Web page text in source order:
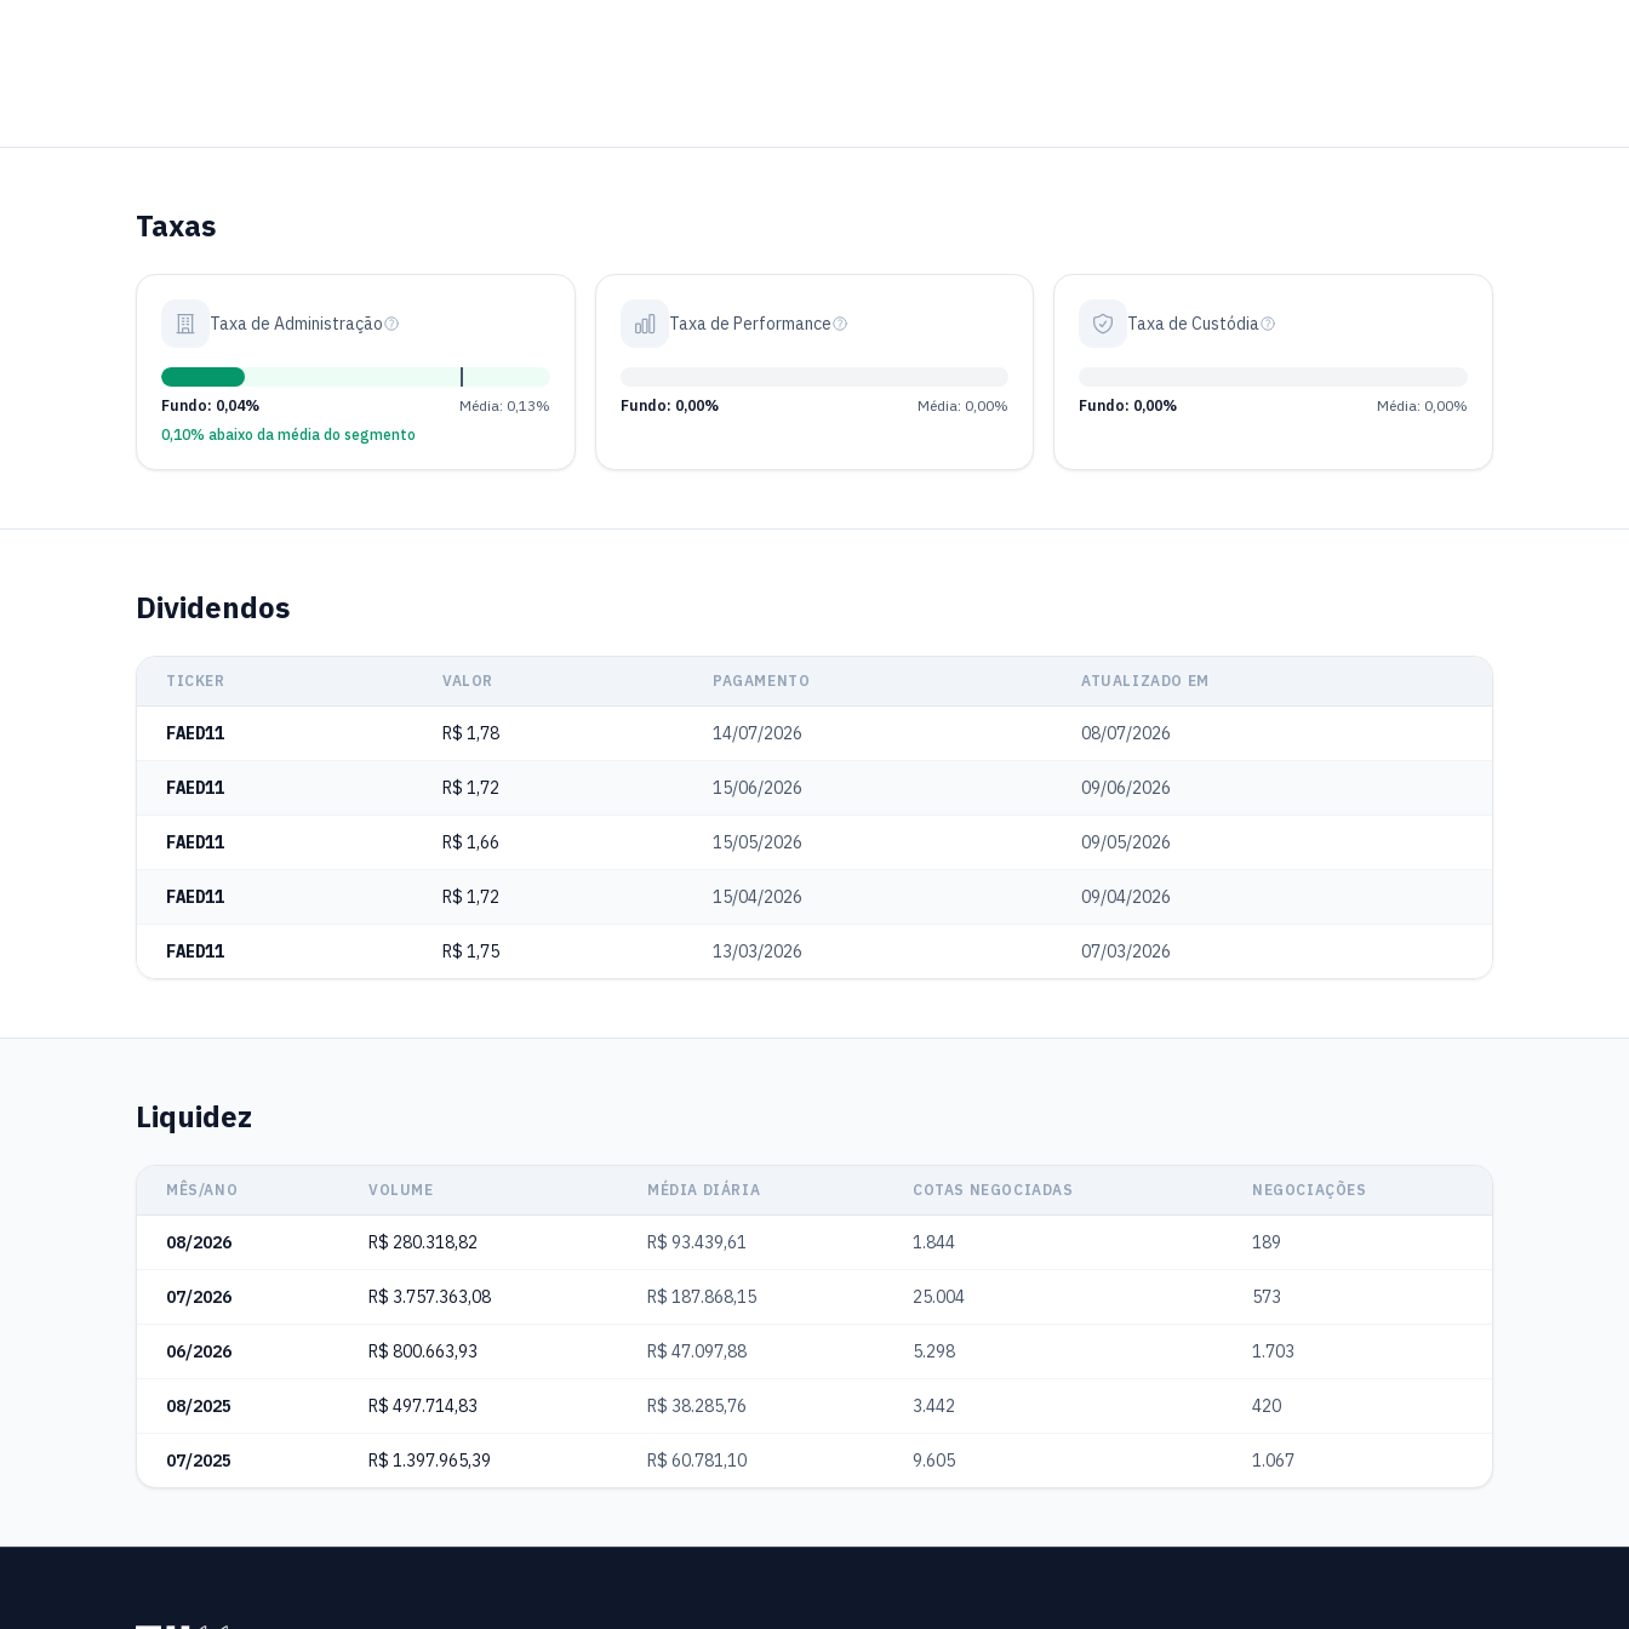
Taxas
Taxa de Administração
Fundo: 0,04%
Média: 0,13%
0,10% abaixo da média do segmento
Taxa de Performance
Fundo: 0,00% Média: 0,00%
Taxa de Custódia
Fundo: 0,00% Média: 0,00%
Dividendos
TICKER VALOR PAGAMENTO ATUALIZADO EM
FAED11 R$ 1,78 14/07/2026 08/07/2026
FAED11 R$ 1,72 15/06/2026 09/06/2026
FAED11 R$ 1,66 15/05/2026 09/05/2026
FAED11 R$ 1,72 15/04/2026 09/04/2026
FAED11 R$ 1,75 13/03/2026 07/03/2026
Liquidez
MÊS/ANO VOLUME MÉDIA DIÁRIA COTAS NEGOCIADAS NEGOCIAÇÕES
08/2026 R$ 280.318,82 R$ 93.439,61 1.844 189
07/2026 R$ 3.757.363,08 R$ 187.868,15 25.004 573
06/2026 R$ 800.663,93 R$ 47.097,88 5.298 1.703
08/2025 R$ 497.714,83 R$ 38.285,76 3.442 420
07/2025 R$ 1.397.965,39 R$ 60.781,10 9.605 1.067